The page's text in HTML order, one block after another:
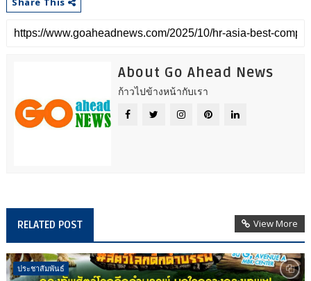
About Go Ahead News
ก้าวไปข้างหน้ากับเรา
RELATED POST View More
ประชาสัมพันธ์